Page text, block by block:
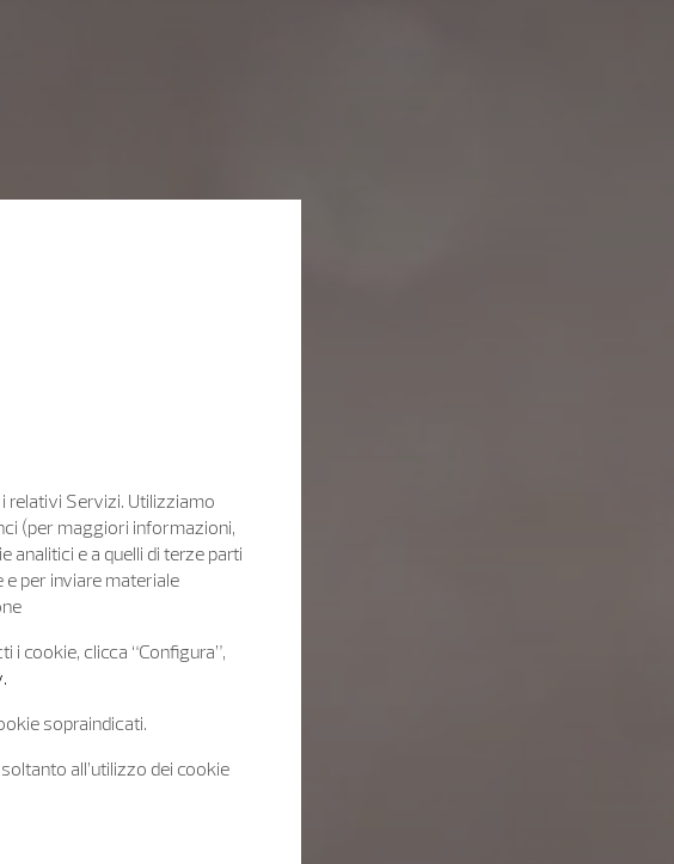
relativi Servizi. Utilizziamo
(per maggiori informazioni,
analitici e a quelli di terze parti
per inviare materiale
i cookie, clicca “Configura”,
sopraindicati.
all’utilizzo dei cookie